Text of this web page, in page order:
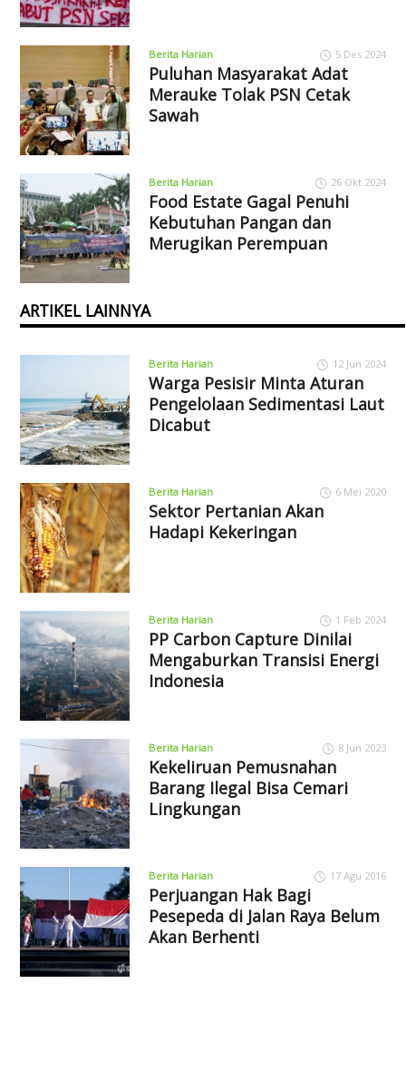
Berita Harian 5 Des 2024
Puluhan Masyarakat Adat
Merauke Tolak PSN Cetak
Sawah
Berita Harian 26 Okt 2024
Food Estate Gagal Penuhi
Kebutuhan Pangan dan
Merugikan Perempuan
ARTIKEL LAINNYA
Berita Harian 12 Jun 2024
Warga Pesisir Minta Aturan
Pengelolaan Sedimentasi Laut
Dicabut
Berita Harian 6 Mei 2020
Sektor Pertanian Akan
Hadapi Kekeringan
Berita Harian 1 Feb 2024
PP Carbon Capture Dinilai
Mengaburkan Transisi Energi
Indonesia
Berita Harian 8 Jun 2023
Kekeliruan Pemusnahan
Barang Ilegal Bisa Cemari
Lingkungan
Berita Harian 17 Agu 2016
Perjuangan Hak Bagi
Pesepeda di Jalan Raya Belum
Akan Berhenti